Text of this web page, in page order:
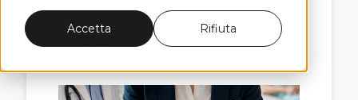
Accetta Rifiuta
il 25 marzo 2021
Data Driven Governance